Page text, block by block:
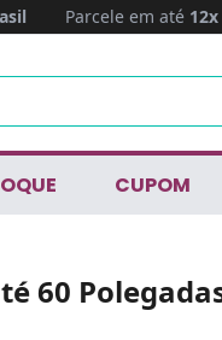
Parcele em até 12x
CUPOM
60